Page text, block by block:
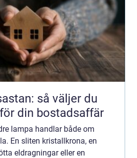
så väljer du
din bostadsaffär
lampa handlar både om
En sliten kristallkrona, en
eldragningar eller en